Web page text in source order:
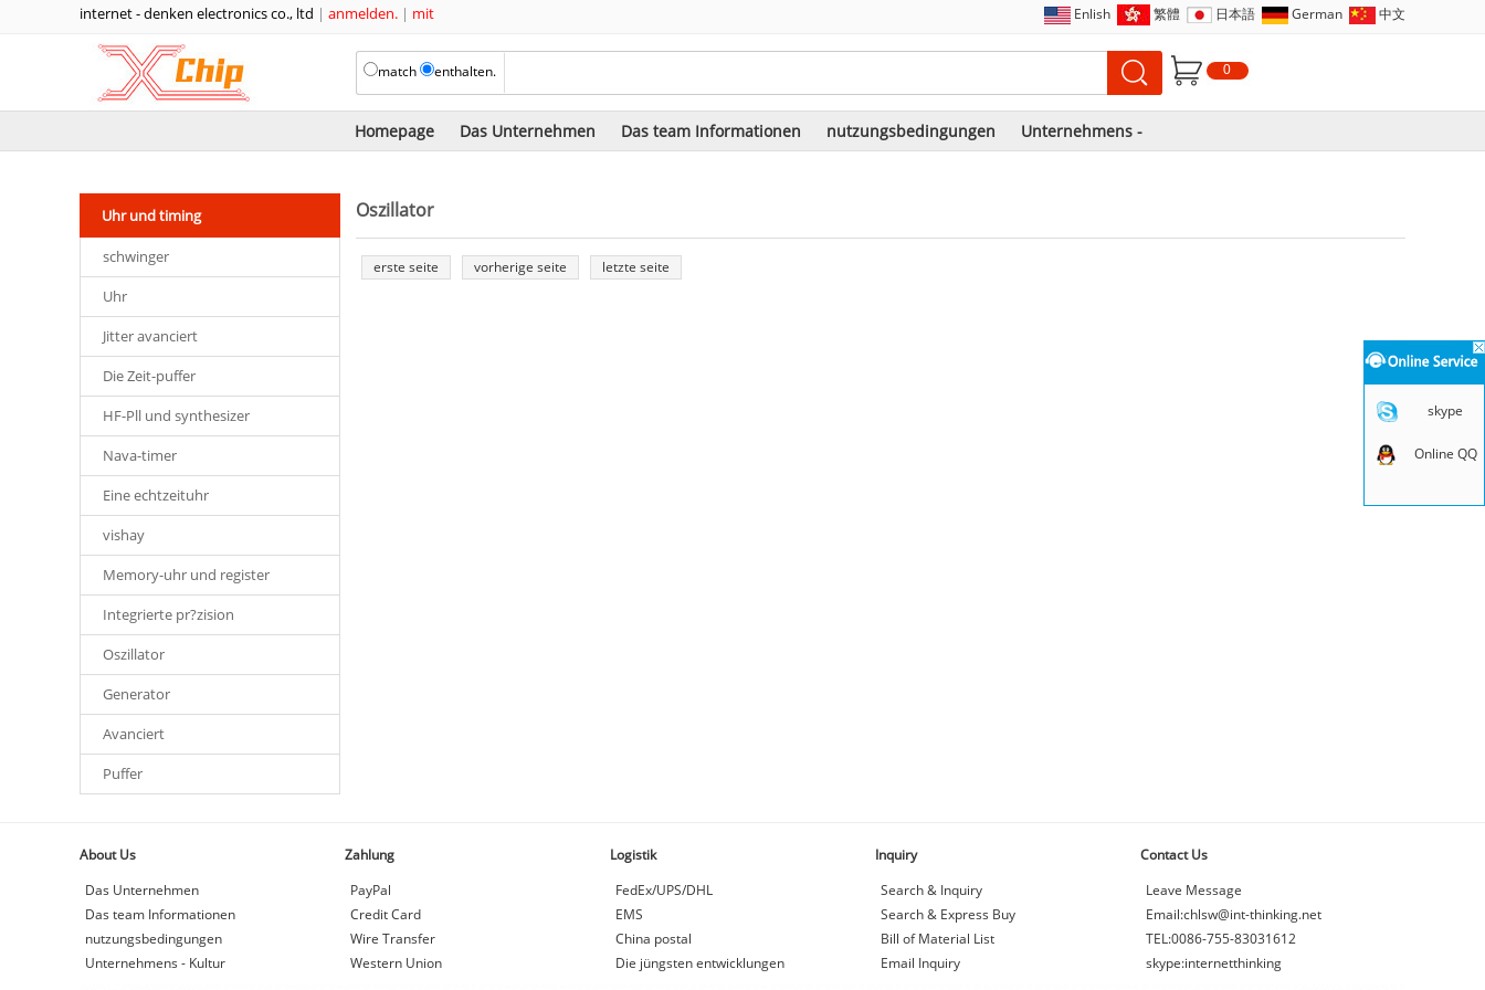
internet - denken electronics co., ltd | anmelden. | mit Enlish 繁體 日本語 German 中文
match enthalten. 0
Homepage Das Unternehmen Das team Informationen nutzungsbedingungen
Unternehmens -
Uhr und timing
schwinger
Uhr
Jitter avanciert
Die Zeit-puffer
HF-Pll und synthesizer
Nava-timer
Eine echtzeituhr
vishay
Memory-uhr und register
Integrierte pr?zision
Oszillator
Generator
Avanciert
Puffer
Oszillator
erste seite vorherige seite letzte seite
About Us
Das Unternehmen
Das team Informationen
nutzungsbedingungen
Unternehmens - Kultur
Zahlung
PayPal
Credit Card
Wire Transfer
Western Union
Logistik
FedEx/UPS/DHL
EMS
China postal
Die jüngsten entwicklungen
Inquiry
Search & Inquiry
Search & Express Buy
Bill of Material List
Email Inquiry
Contact Us
Leave Message
Email:chlsw@int-thinking.net
TEL:0086-755-83031612
skype:internetthinking
skype
Online QQ